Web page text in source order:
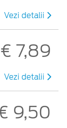
Vezi detalii
€ 7,89
Vezi detalii
9,50